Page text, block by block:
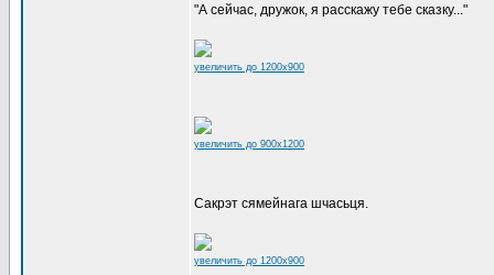
"А сейчас, дружок, я расскажу тебе сказку..."
увеличить до 1200x900
увеличить до 900x1200
Сакрэт сямейнага шчасьця.
увеличить до 1200x900